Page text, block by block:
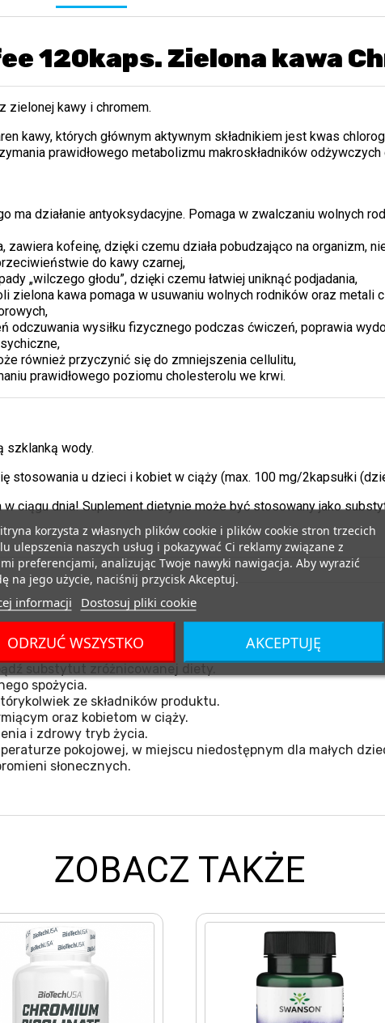
120kaps. Zielona kawa
zielonej kawy i chromem.
kawy, których głównym aktywnym składnikiem jest kwas
prawidłowego metabolizmu makroskładników
ma działanie antyoksydacyjne. Pomaga w zwalczaniu wolnych
zawiera kofeinę, dzięki czemu działa pobudzająco na organizm,
do kawy czarnej,
„wilczego głodu”, dzięki czemu łatwiej uniknąć podjadania,
zielona kawa pomaga w usuwaniu wolnych rodników oraz metali
odczuwania wysiłku fizycznego podczas ćwiczeń, poprawia
również przyczynić się do zmniejszenia cellulitu,
prawidłowego poziomu cholesterolu we krwi.
szklanką wody.
stosowania u dzieci i kobiet w ciąży (max. 100 mg/2kapsułki
ciągu dnia! Suplement dietynie może być stosowany jako
substytut zróżnicowanej diety.
spożycia.
ze składników produktu.
oraz kobietom w ciąży.
i zdrowy tryb życia.
pokojowej, w miejscu niedostępnym dla małych
słonecznych.
ZOBACZ TAKŻE
korzysta z własnych plików cookie i plików cookie stron trzecich
ulepszenia naszych usług i pokazywać Ci reklamy związane z
preferencjami, analizując Twoje nawyki nawigacja. Aby wyrazić
na jego użycie, naciśnij przycisk Akceptuj.
informacji Dostosuj pliki cookie
ODRZUĆ WSZYSTKO AKCEPTUJĘ